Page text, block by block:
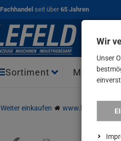
Fachhandel seit über65 Jahren
Sortiment Marken
Weiter einkaufen www.lefeld.de
Wir
Unser